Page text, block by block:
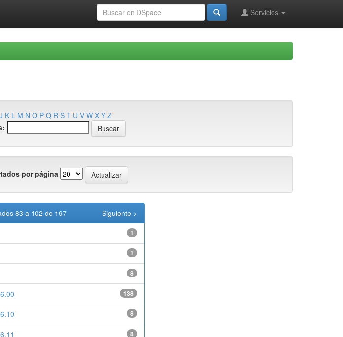
Servicios
J K L M N O P Q R S T U V W X Y Z
por página
83 a 102 de 197 Siguiente >
1
1
8
138
8
8